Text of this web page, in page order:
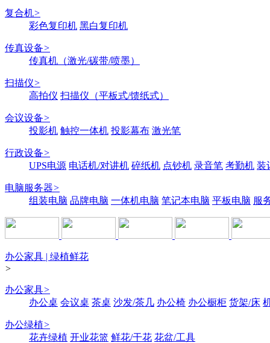
复合机>
彩色复印机 黑白复印机
传真设备>
传真机（激光/碳带/喷墨）
扫描仪>
高拍仪 扫描仪（平板式/馈纸式）
会议设备>
投影机 触控一体机 投影幕布 激光笔
行政设备>
UPS电源 电话机/对讲机 碎纸机 点钞机 录音笔 考勤机 装
电脑服务器>
组装电脑 品牌电脑 一体机电脑 笔记本电脑 平板电脑 服
办公家具 | 绿植鲜花
>
办公家具>
办公桌 会议桌 茶桌 沙发/茶几 办公椅 办公橱柜 货架/床
办公绿植>
花卉绿植 开业花篮 鲜花/干花 花盆/工具